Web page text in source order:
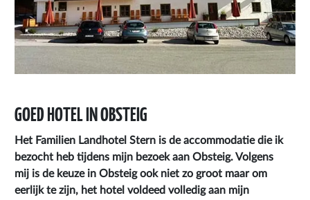
GOED HOTEL IN OBSTEIG
Het Familien Landhotel Stern is de accommodatie die ik
bezocht heb tijdens mijn bezoek aan Obsteig. Volgens
mij is de keuze in Obsteig ook niet zo groot maar om
eerlijk te zijn, het hotel voldeed volledig aan mijn